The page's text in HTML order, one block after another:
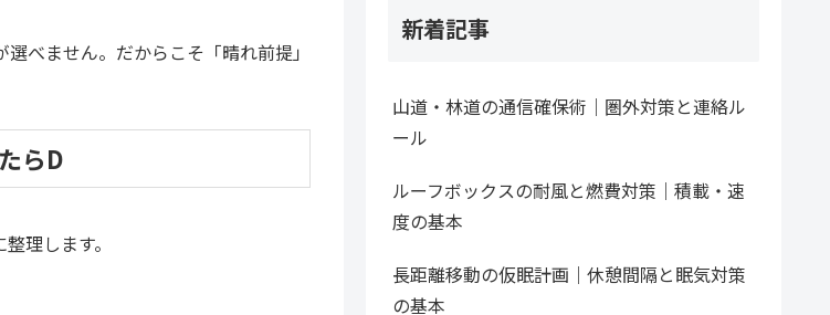
べません。だからこそ「晴れ前提」
らD
理します。
新着記事
山道・林道の通信確保術｜圏外対策と連絡ル
ール
ルーフボックスの耐風と燃費対策｜積載・速
度の基本
長距離移動の仮眠計画｜休憩間隔と眠気対策
の基本